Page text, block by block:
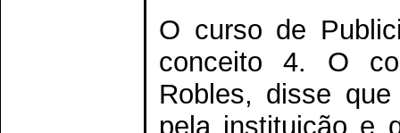
O curso de
conceito 4. O
Robles, disse
pela instituição e